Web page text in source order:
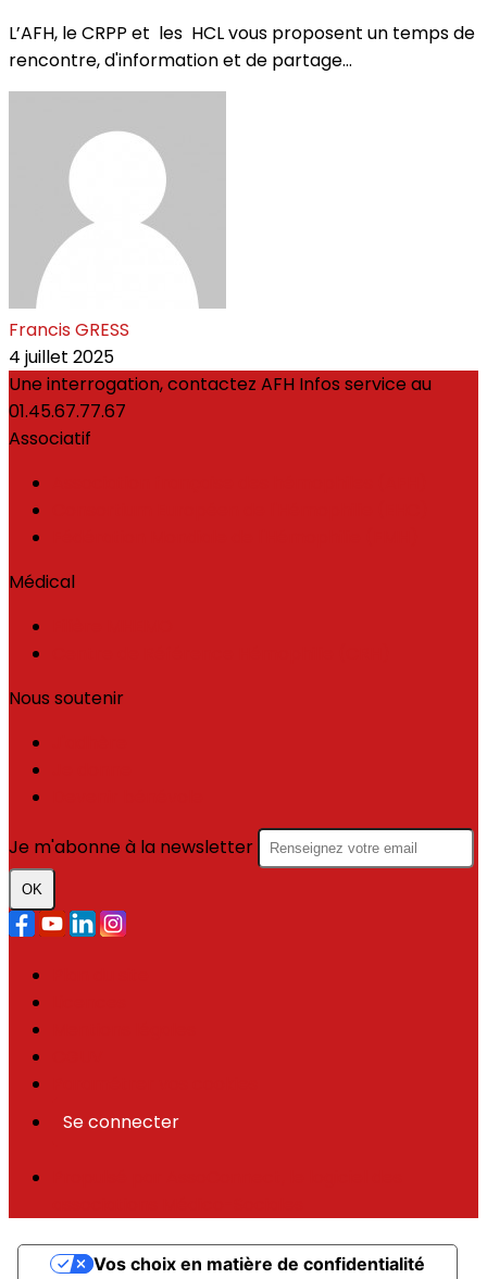
L’AFH, le CRPP et les HCL vous proposent un temps de
rencontre, d'information et de partage...
Francis GRESS
4 juillet 2025
Une interrogation, contactez AFH Infos service au
01.45.67.77.67
Associatif
Médical
Nous soutenir
Je m'abonne à la newsletter
OK
Se connecter
Vos choix en matière de confidentialité